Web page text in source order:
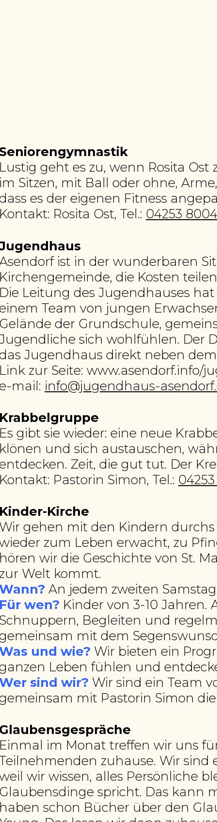
geht es zu, wenn Rosita
Sitzen, mit Ball oder ohne,
es der eigenen Fitness
Rosita Ost, Tel.: 04253
ist in der wunderbaren
die Kosten
Leitung des Jugendhauses
Team von jungen
der Grundschule,
sich wohlfühlen. Der
Jugendhaus direkt neben
zur Seite: www.asendorf.info/
mail: info@jugendhaus-
gibt sie wieder: eine neue
und sich austauschen,
Zeit, die gut tut. Der
Pastorin Simon, Tel.:
Kirche
gehen mit den Kindern
zum Leben erwacht, zu
wir die Geschichte von St.
Welt kommt.
An jedem zweiten
wen? Kinder von 3-10
Begleiten und
mit dem
und wie? Wir bieten ein
Leben fühlen und
sind wir? Wir sind ein Team
mit Pastorin Simon
im Monat treffen wir uns
zuhause. Wir sind
wir wissen, alles Persönliche
spricht. Das kann
schon Bücher über den